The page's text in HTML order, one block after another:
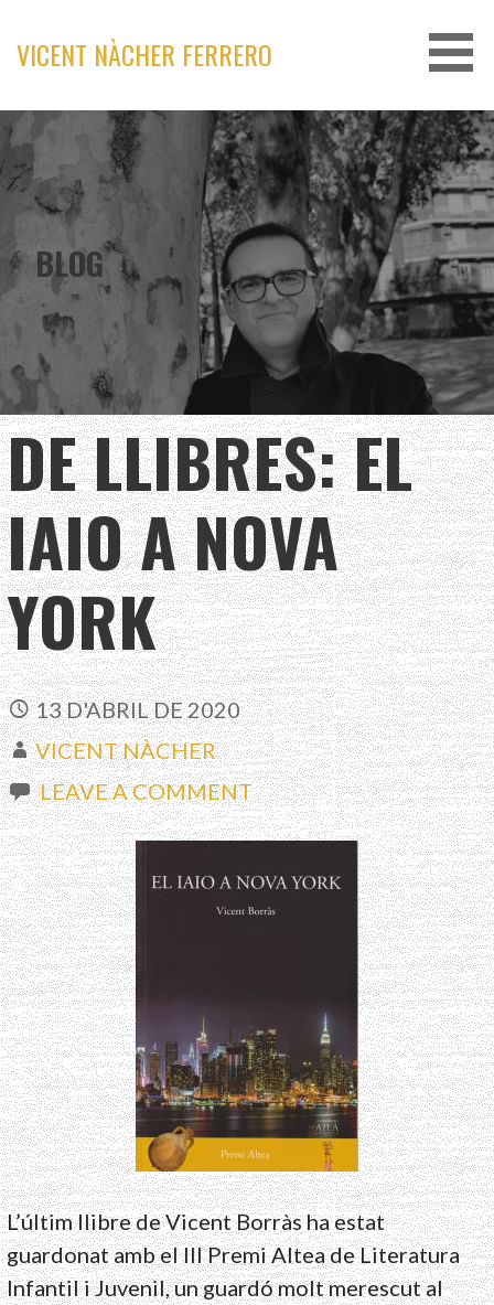
content
VICENT NÀCHER FERRERO
BLOG
DE LLIBRES: EL
IAIO A NOVA
YORK
13 D'ABRIL DE 2020
VICENT NÀCHER
LEAVE A COMMENT
L’últim llibre de Vicent Borràs ha estat
guardonat amb el III Premi Altea de Literatura
Infantil i Juvenil, un guardó molt merescut al